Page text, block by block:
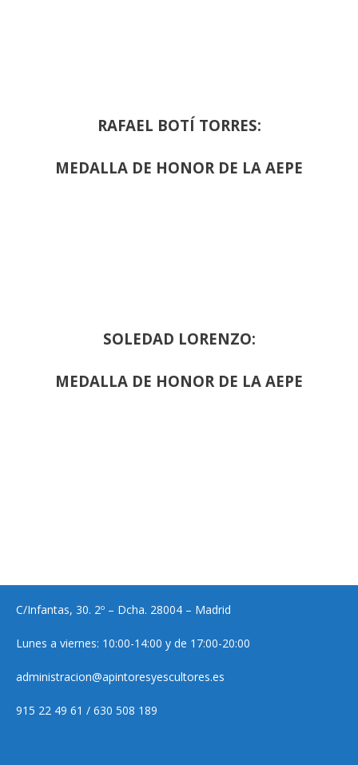
RAFAEL BOTÍ TORRES:
MEDALLA DE HONOR DE LA AEPE
SOLEDAD LORENZO:
MEDALLA DE HONOR DE LA AEPE
C/Infantas, 30. 2º – Dcha. 28004 – Madrid
Lunes a viernes: 10:00-14:00 y de 17:00-20:00
administracion@apintoresyescultores.es
915 22 49 61 / 630 508 189